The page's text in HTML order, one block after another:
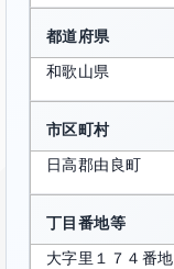
都道府県
和歌山県
市区町村
日高郡由良町
丁目番地等
大字里１７４番地